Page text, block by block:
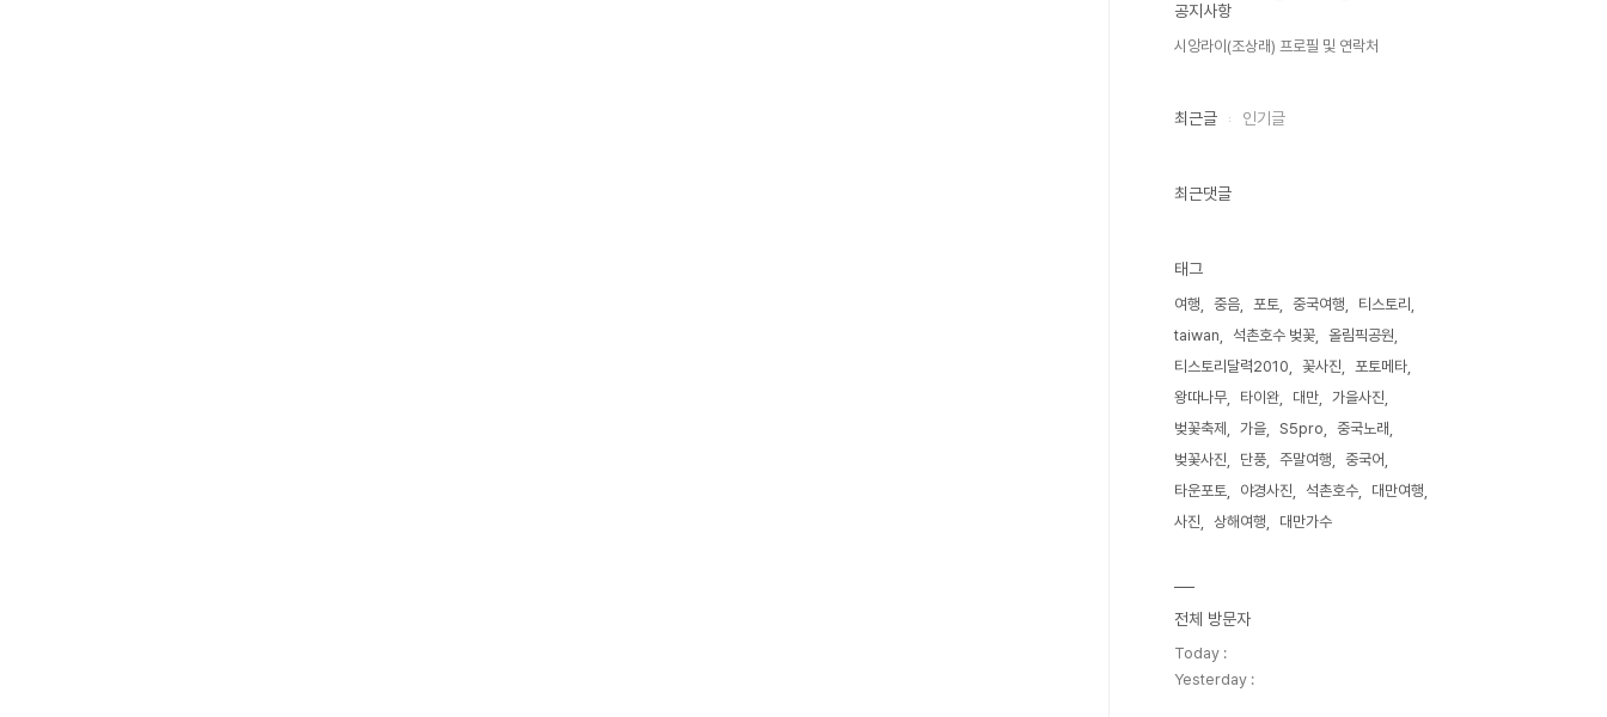
공지사항
시앙라이(조상래) 프로필 및 연락처
최근글 인기글
최근댓글
태그
여행 중음 포토 중국여행
티스토리
taiwan
석촌호수 벚꽃
올림픽공원
티스토리달력2010
꽃사진
포토메타
왕따나무
타이완 대만
가을사진
벚꽃축제
가을 S5pro
중국노래
벚꽃사진
단풍 주말여행
중국어
타운포토
야경사진 석촌호수
대만여행
사진
상해여행 대만가수
전체 방문자
Today :
Yesterday :